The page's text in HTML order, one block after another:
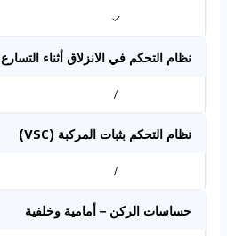
✓
نظام التحكم في الانزلاق أثناء التسارع
/
نظام التحكم بثبات المركبة (VSC)
/
حساسات الركن – أمامية وخلفية